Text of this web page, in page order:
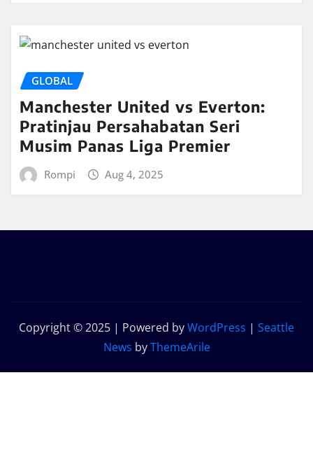
GLOBAL
Manchester United vs Everton:
Pratinjau Persahabatan Seri
Musim Panas Liga Premier
Rompi Aug 4, 2025
Copyright © 2025 | Powered byWordPress | Seattle
News byThemeArile